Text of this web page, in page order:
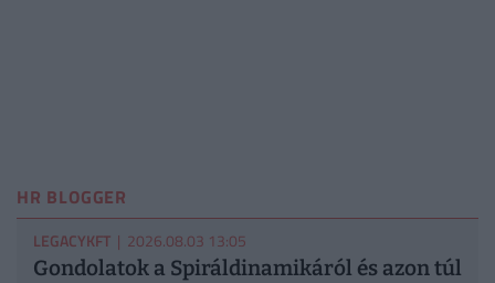
HR BLOGGER
LEGACYKFT | 2026.08.03 13:05
Gondolatok a Spiráldinamikáról és azon túl